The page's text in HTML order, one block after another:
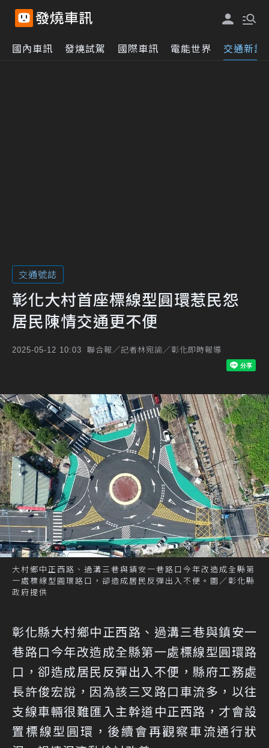
國內車訊 發燒試駕 國際車訊 電能世界 交通新訊
交通號誌
彰化大村首座標線型圓環惹民怨
居民陳情交通更不便
2025-05-12 10:03 聯合報／記者林宛諭／彰化即時報導
大村鄉中正西路、過溝三巷與鎮安一巷路口今年改造成全縣第
一處標線型圓環路口，卻造成居民反彈出入不便。圖／彰化縣
政府提供
彰化縣大村鄉中正西路、過溝三巷與鎮安一
巷路口今年改造成全縣第一處標線型圓環路
口，卻造成居民反彈出入不便，縣府工務處
長許俊宏說，因為該三叉路口車流多，以往
支線車輛很難匯入主幹道中正西路，才會設
置標線型圓環，後續會再觀察車流通行狀